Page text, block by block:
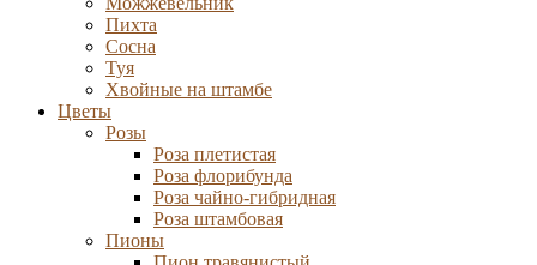
Пихта
Сосна
Туя
Хвойные на штамбе
Цветы
Розы
Роза плетистая
Роза флорибунда
Роза чайно-гибридная
Роза штамбовая
Пионы